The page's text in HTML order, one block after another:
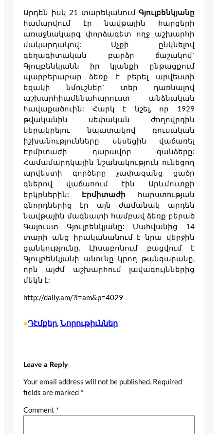
Արդեն իսկ 21 տարեկանում Գյուլբենկյանը
համարվում էր նավթային հարցերի
առաջնակարգ փորձագետ ողջ աշխարհի
մակարդակով: Աչքի ընկնելով
գեղագիտական բարձր ճաշակով`
Գյուլբենկյանն իր կյանքի ընթացքում
պարբերաբար ձեռք է բերել արվեստի
եզակի նմուշներ` տեր դառնալով
աշխարհիամենահարուստ անձնական
հավաքածուին: Հարկ է նշել, որ 1929
թվականին սեփական ժողովրդին
կերակրելու նպատակով ռուսական
իշխանությունները սկսեցին վաճառել
Էրմիտաժի դարավոր գանձերը:
Համամարդկային նշանակություն ունեցող
արվեստի գործերը չափազանց ցածր
գներով վաճառում էին Արևմուտքի
երկրներին: Էրմիտաժի հարստության
գնորդներից էր այն ժամանակ արդեն
նավթային մագնատի համբավ ձեռք բերած
Գալուստ Գյուլբենկյանը: Մահվանից 14
տարի անց իրականանում է նրա վերջին
ցանկությունը. Լիսաբոնում բացվում է
Գյուլբենկյանի անունը կրող թանգարանը,
որն այժմ աշխարհում լավագույններից
մեկն է:
http://daily.am/?l=am&p=4029
•Դէմքեր, Նորութիւններ
Leave a Reply
Your email address will not be published. Required
fields are marked *
Comment *